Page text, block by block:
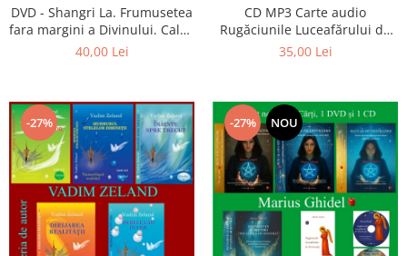
DVD - Shangri La. Frumusetea
fara margini a Divinului. Calea
catre fericire
40,00 Lei
CD MP3 Carte audio
Rugăciunile Luceafărului de
dimineață
35,00 Lei
-27% -27% NOU